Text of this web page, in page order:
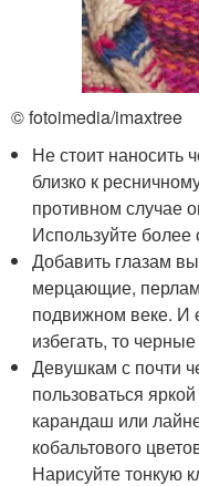
© fotoimedia/imaxtree
Не стоит наносить
близко к
противном случае
Используйте более
Добавить глазам
мерцающие,
подвижном веке. И
избегать, то
Девушкам с почти
пользоваться
карандаш или
кобальтового
Нарисуйте тонкую